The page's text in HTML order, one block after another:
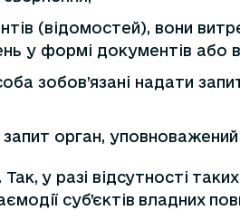
(відомостей), вони
у формі документів або
зобов’язані надати
запит орган,
Так, у разі відсутності
суб’єктів владних